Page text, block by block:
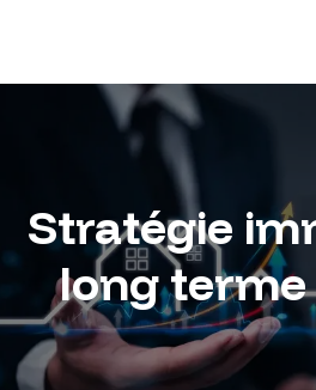
Stratégie
long terme